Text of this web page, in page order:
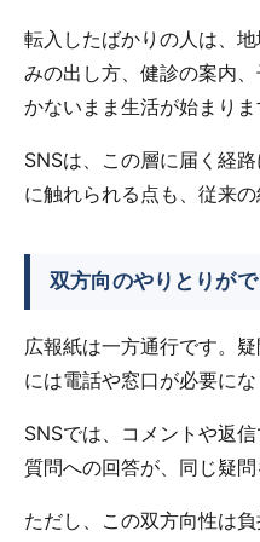
転入したばかりの人は、
みの出し方、健診の案内
かないまま生活が始まりま
SNSは、この層に届く経
に触れられる点も、従来の
双方向のやりとりが
広報紙は一方通行です。
には電話や窓口が必要にな
SNSでは、コメントや返
質問への回答が、同じ疑
ただし、この双方向性は